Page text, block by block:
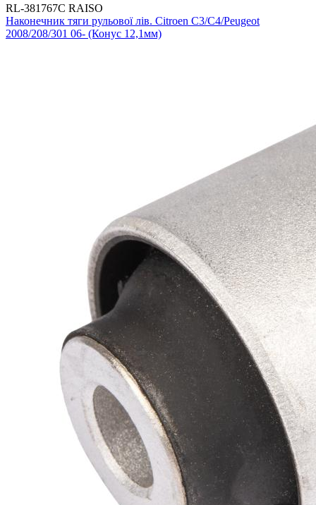
RL-381767C RAISO
Наконечник тяги рульової лів. Citroen C3/C4/Peugeot
2008/208/301 06- (Конус 12,1мм)